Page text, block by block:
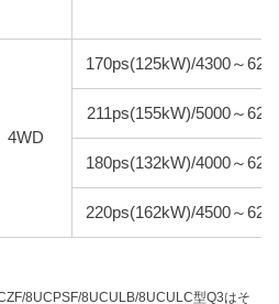
4WD
170ps(125kW)/4300～
211ps(155kW)/5000～
180ps(132kW)/4000～
220ps(162kW)/4500～
8UCPSF/8UCULB/8UCULC型Q3はそ